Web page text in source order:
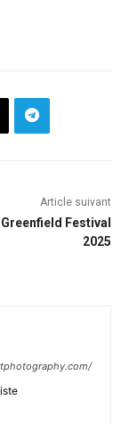
Article suivant
Festival
2025